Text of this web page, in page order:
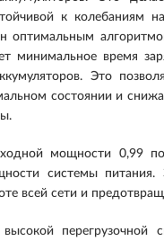
к колебаниям
оптимальным
минимальное время
Это
состоянии и
мощности 0,99
системы питания.
всей сети и
перегрузочной